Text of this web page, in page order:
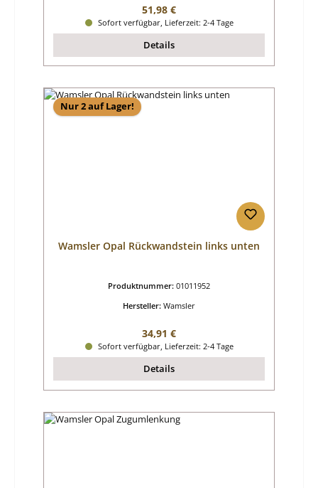
Regulärer Preis:
51,98 €
Sofort verfügbar, Lieferzeit: 2-4 Tage
Details
Nur 2 auf Lager!
Wamsler Opal Rückwandstein links unten
Produktnummer: 01011952
Hersteller: Wamsler
Regulärer Preis:
34,91 €
Sofort verfügbar, Lieferzeit: 2-4 Tage
Details